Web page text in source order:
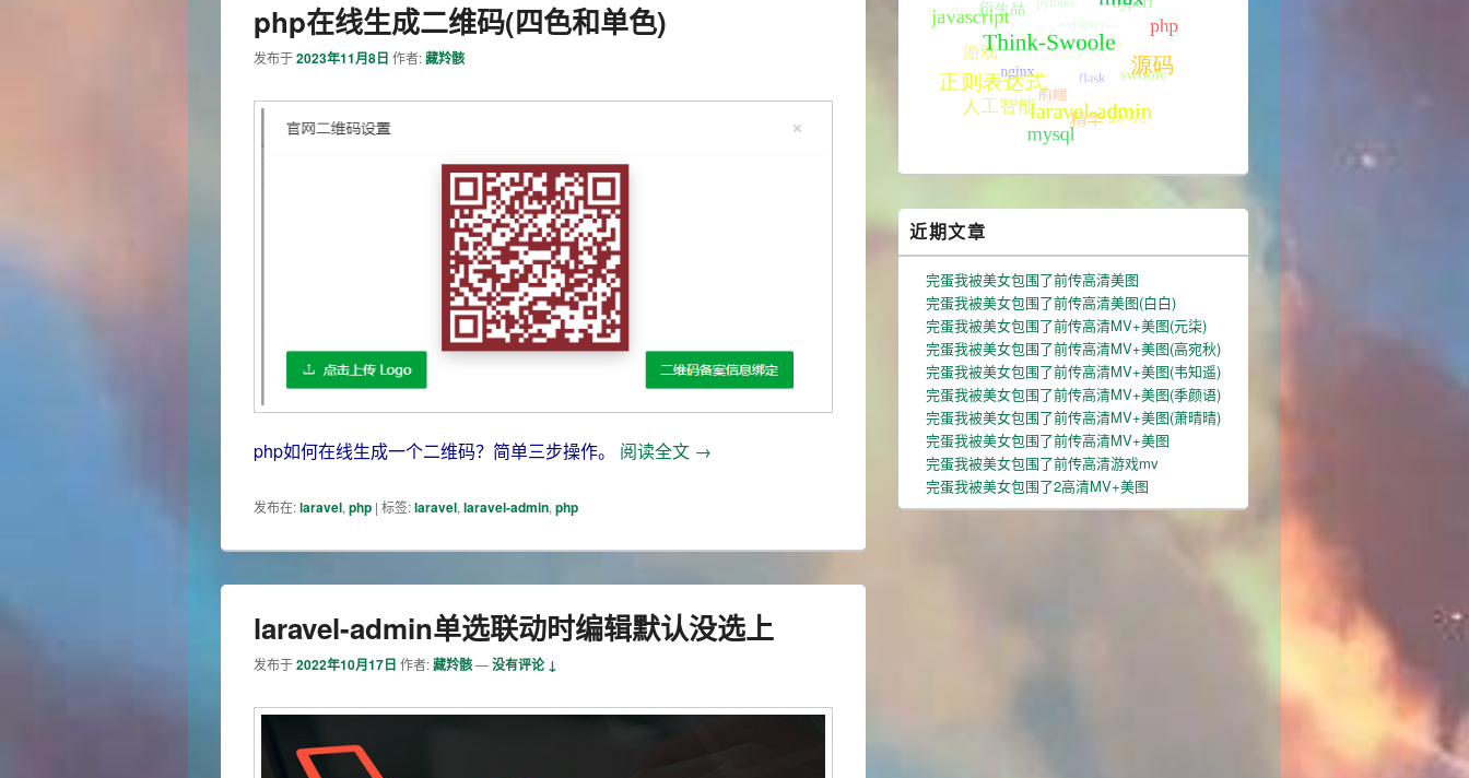
php在线生成二维码(四色和单色)
发布于2023年11月8日 作者:藏羚骸
php如何在线生成一个二维码？简单三步操作。 阅读全文 php在线生成二维码(四色和单色)
→
发布在:laravel, php | 标签:laravel, laravel-admin, php
laravel-admin单选联动时编辑默认没选上
发布于2022年10月17日 作者:藏羚骸—没有评论 ↓
近期文章
完蛋我被美女包围了前传高清美图
完蛋我被美女包围了前传高清美图(白白)
完蛋我被美女包围了前传高清MV+美图(元柒)
完蛋我被美女包围了前传高清MV+美图(高宛秋)
完蛋我被美女包围了前传高清MV+美图(韦知遥)
完蛋我被美女包围了前传高清MV+美图(季颜语)
完蛋我被美女包围了前传高清MV+美图(萧晴晴)
完蛋我被美女包围了前传高清MV+美图
完蛋我被美女包围了前传高清游戏mv
完蛋我被美女包围了2高清MV+美图